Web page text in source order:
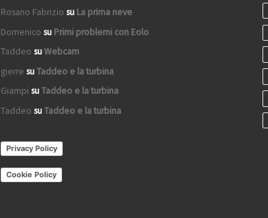
Rosano Fabrizio su La prima neve
Domenico su Primi problemi con Eolo
Taddeo suWebcam
gierre suTaddeo e la turbina
Giampi suTaddeo e la turbina
Taddeo suTaddeo e la turbina
Privacy Policy
Cookie Policy